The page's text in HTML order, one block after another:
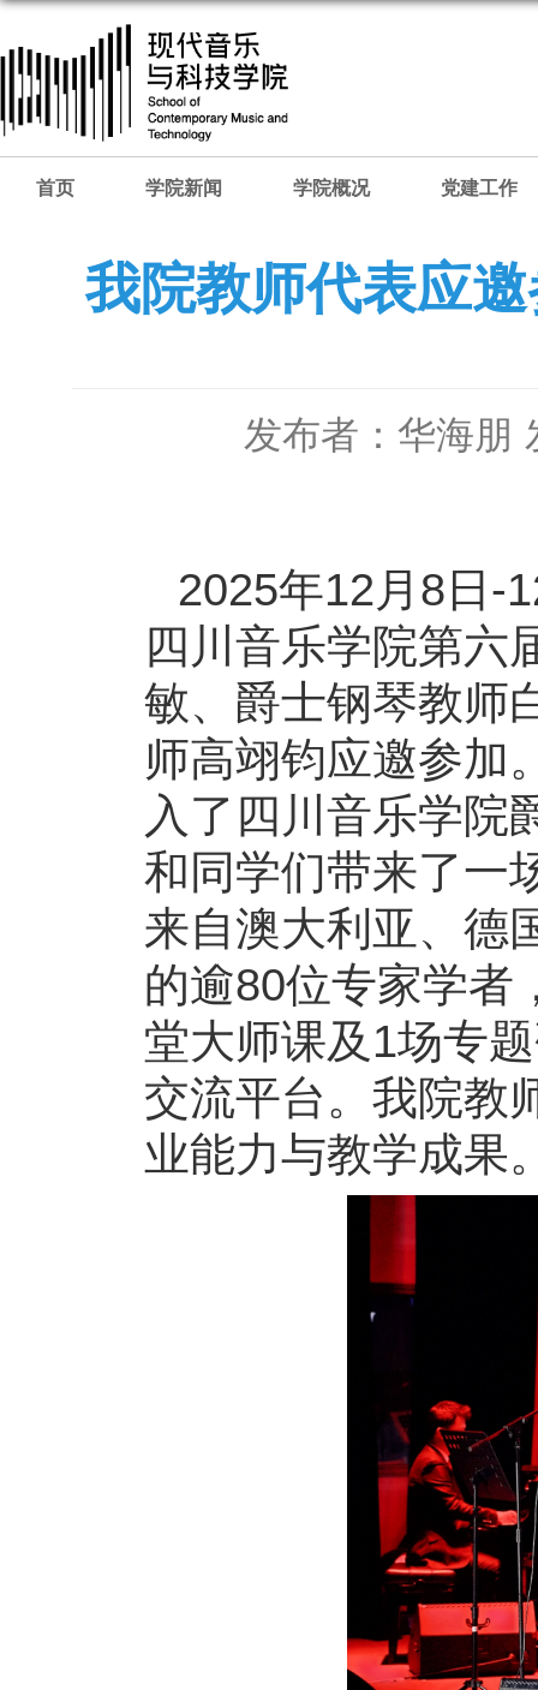
首页 学院新闻 学院概况 党建工作
我院教师代表应
发布者：华海朋
2025年12月8日-
四川音乐学院第六
敏、爵士钢琴教师
师高翊钧应邀参加
入了四川音乐学院
和同学们带来了一
来自澳大利亚、德
的逾80位专家学者
堂大师课及1场专
交流平台。我院教
业能力与教学成果